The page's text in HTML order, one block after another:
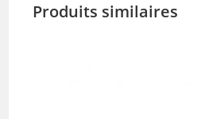
Produits similaires